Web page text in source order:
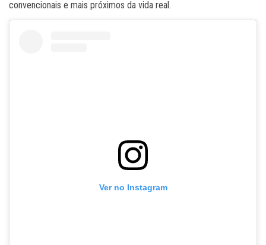
convencionais e mais próximos da vida real.
Ver no Instagram